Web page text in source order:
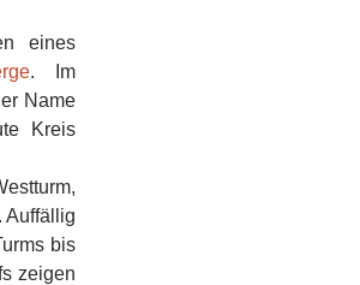
eines
. Im
Name
Kreis
Auffällig
bis
zeigen